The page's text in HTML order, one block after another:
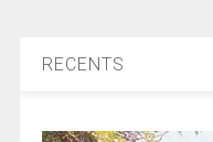
RECENTS